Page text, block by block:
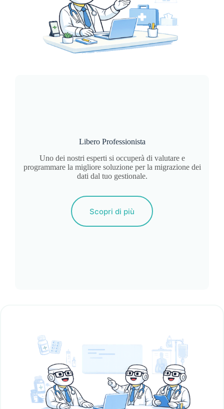
Libero Professionista
Uno dei nostri esperti si occuperà di valutare e
programmare la migliore soluzione per la migrazione dei
dati dal tuo gestionale.
Scopri di più